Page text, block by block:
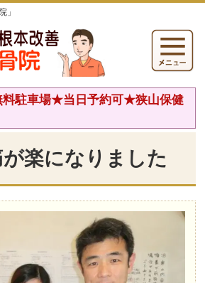
」
駐車場★当日予約可★狭山保健
楽になりました